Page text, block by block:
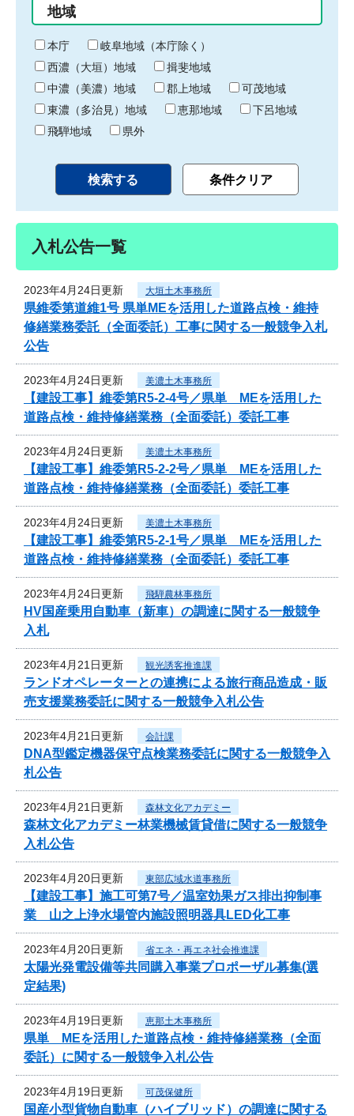
り
終
わ
り
地域
本庁
岐阜地域（本庁除く）
西濃（大垣）地域
揖斐地域
中濃（美濃）地域
郡上地域
可茂地域
東濃（多治見）地域
恵那地域
下呂地域
飛騨地域
県外
入札公告一覧
2023年4月24日更新 大垣土木事務所
県維委第道維1号 県単MEを活用した道路点検・維持
修繕業務委託（全面委託）工事に関する一般競争入札
公告
2023年4月24日更新 美濃土木事務所
【建設工事】維委第R5-2-4号／県単 MEを活用した
道路点検・維持修繕業務（全面委託）委託工事
2023年4月24日更新 美濃土木事務所
【建設工事】維委第R5-2-2号／県単 MEを活用した
道路点検・維持修繕業務（全面委託）委託工事
2023年4月24日更新 美濃土木事務所
【建設工事】維委第R5-2-1号／県単 MEを活用した
道路点検・維持修繕業務（全面委託）委託工事
2023年4月24日更新 飛騨農林事務所
HV国産乗用自動車（新車）の調達に関する一般競争
入札
2023年4月21日更新 観光誘客推進課
ランドオペレーターとの連携による旅行商品造成・販
売支援業務委託に関する一般競争入札公告
2023年4月21日更新 会計課
DNA型鑑定機器保守点検業務委託に関する一般競争入
札公告
2023年4月21日更新 森林文化アカデミー
森林文化アカデミー林業機械賃貸借に関する一般競争
入札公告
2023年4月20日更新 東部広域水道事務所
【建設工事】施工可第7号／温室効果ガス排出抑制事
業 山之上浄水場管内施設照明器具LED化工事
2023年4月20日更新 省エネ・再エネ社会推進課
太陽光発電設備等共同購入事業プロポーザル募集(選
定結果)
2023年4月19日更新 恵那土木事務所
県単 MEを活用した道路点検・維持修繕業務（全面
委託）に関する一般競争入札公告
2023年4月19日更新 可茂保健所
国産小型貨物自動車（ハイブリッド）の調達に関する